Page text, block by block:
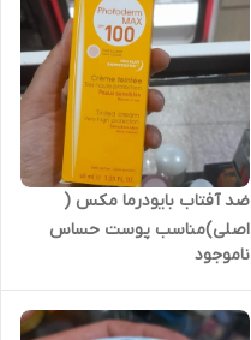
ضد آفتاب بایودرما مکس (
اصلی)مناسب پوست حساس
رنگی SPF100
ناموجود